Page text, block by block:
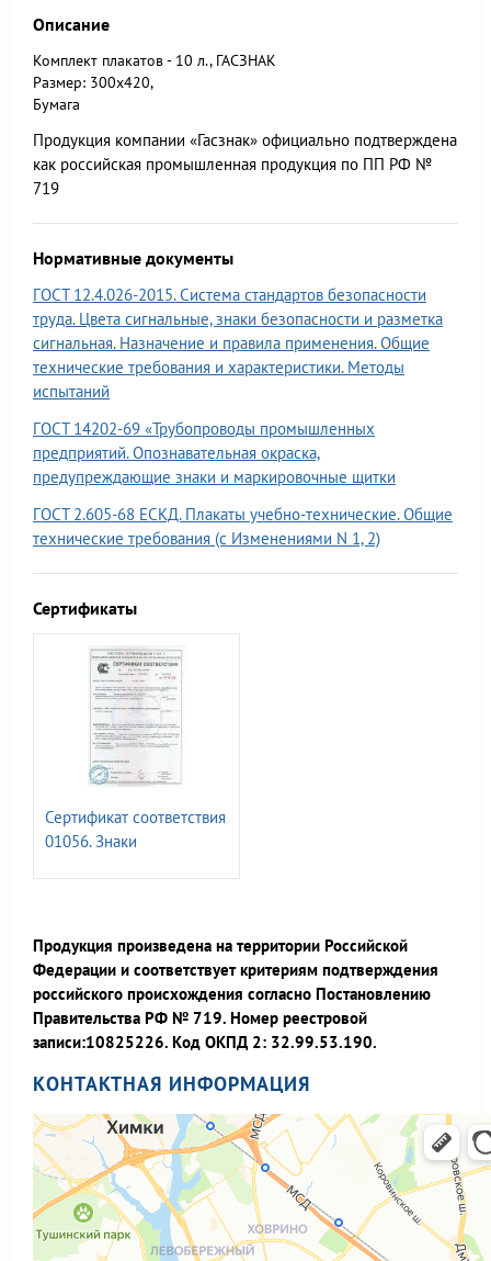
Описание
Комплект плакатов - 10 л., ГАСЗНАК
Размер: 300x420,
Бумага
Продукция компании «Гасзнак» официально подтверждена
как российская промышленная продукция по ПП РФ №
719
Нормативные документы
ГОСТ 12.4.026-2015. Система стандартов безопасности
труда. Цвета сигнальные, знаки безопасности и разметка
сигнальная. Назначение и правила применения. Общие
технические требования и характеристики. Методы
испытаний
ГОСТ 14202-69 «Трубопроводы промышленных
предприятий. Опознавательная окраска,
предупреждающие знаки и маркировочные щитки
ГОСТ 2.605-68 ЕСКД. Плакаты учебно-технические. Общие
технические требования (с Изменениями N 1, 2)
Сертификаты
Сертификат соответствия
01056. Знаки
Продукция произведена на территории Российской
Федерации и соответствует критериям подтверждения
российского происхождения согласно Постановлению
Правительства РФ № 719. Номер реестровой
записи:10825226. Код ОКПД 2: 32.99.53.190.
КОНТАКТНАЯ ИНФОРМАЦИЯ